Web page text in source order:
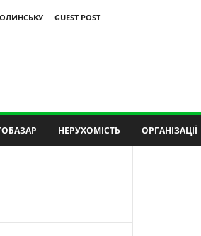
GUEST POST
НЕРУХОМІСТЬ ОРГАНІЗАЦІЇ